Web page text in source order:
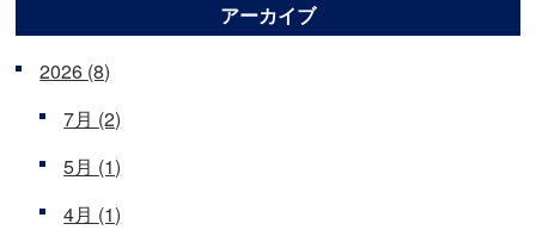
アーカイブ
2026 (8)
7月 (2)
5月 (1)
4月 (1)